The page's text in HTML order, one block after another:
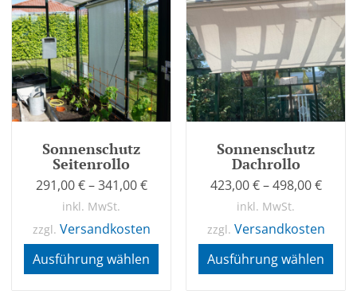
Sonnenschutz
Seitenrollo
291,00€–341,00€
inkl. MwSt.
zzgl. Versandkosten
Ausführung wählen
Sonnenschutz
Dachrollo
423,00€–498,00€
inkl. MwSt.
zzgl. Versandkosten
Ausführung wählen